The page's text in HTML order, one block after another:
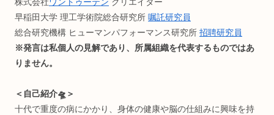
＜何してる人💡＞